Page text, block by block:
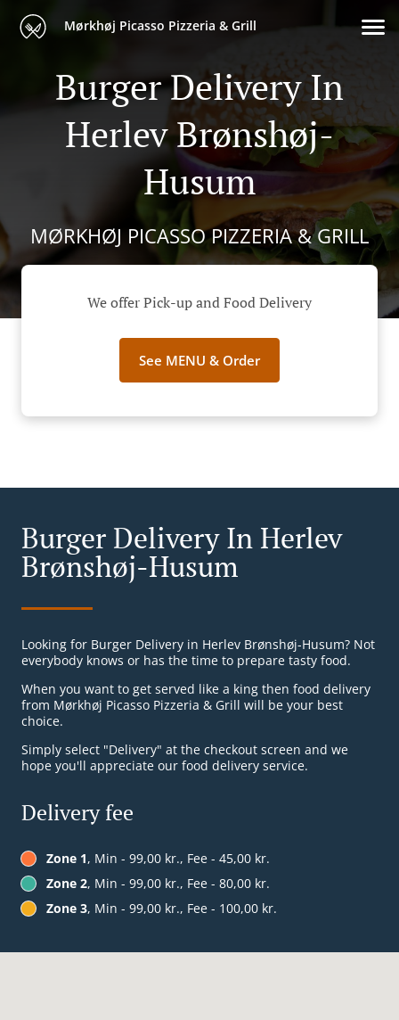
Mørkhøj Picasso Pizzeria & Grill
Burger Delivery In
Herlev Brønshøj-
Husum
MØRKHØJ PICASSO PIZZERIA & GRILL
We offer Pick-up and Food Delivery
See MENU & Order
Burger Delivery In Herlev
Brønshøj-Husum
Looking for Burger Delivery in Herlev Brønshøj-Husum? Not
everybody knows or has the time to prepare tasty food.
When you want to get served like a king then food delivery
from Mørkhøj Picasso Pizzeria & Grill will be your best
choice.
Simply select "Delivery" at the checkout screen and we
hope you'll appreciate our food delivery service.
Delivery fee
Zone 1, Min - 99,00 kr., Fee - 45,00 kr.
Zone 2, Min - 99,00 kr., Fee - 80,00 kr.
Zone 3, Min - 99,00 kr., Fee - 100,00 kr.